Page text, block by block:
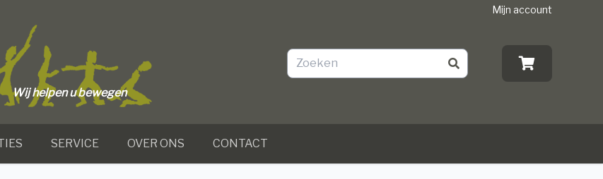
Mijn account
Wij helpen u bewegen
SERVICE OVER ONS CONTACT